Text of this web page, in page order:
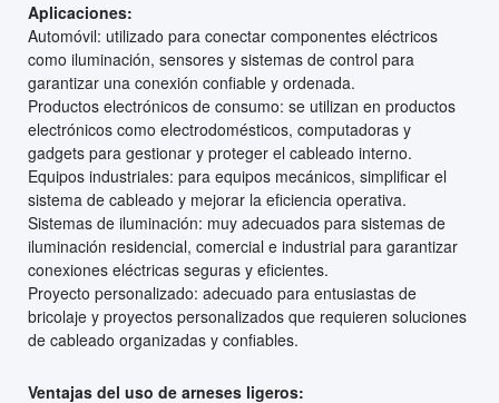
Aplicaciones:
Automóvil: utilizado para conectar componentes eléctricos
como iluminación, sensores y sistemas de control para
garantizar una conexión confiable y ordenada.
Productos electrónicos de consumo: se utilizan en productos
electrónicos como electrodomésticos, computadoras y
gadgets para gestionar y proteger el cableado interno.
Equipos industriales: para equipos mecánicos, simplificar el
sistema de cableado y mejorar la eficiencia operativa.
Sistemas de iluminación: muy adecuados para sistemas de
iluminación residencial, comercial e industrial para garantizar
conexiones eléctricas seguras y eficientes.
Proyecto personalizado: adecuado para entusiastas de
bricolaje y proyectos personalizados que requieren soluciones
de cableado organizadas y confiables.
Ventajas del uso de arneses ligeros: